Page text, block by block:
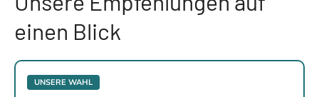
einen Blick
UNSERE WAHL